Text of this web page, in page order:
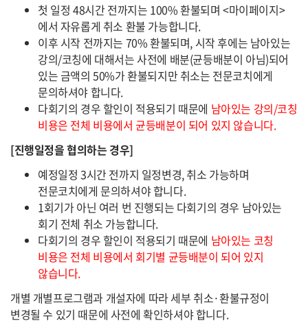
첫 일정 48시간 전까지는 100% 환불되며 <마이페이지>
에서 자유롭게 취소 환불 가능합니다.
이후 시작 전까지는 70% 환불되며, 시작 후에는 남아있는
강의/코칭에 대해서는 사전에 배분(균등배분이 아님)되어
있는 금액의 50%가 환불되지만 취소는 전문코치에게
문의하셔야 합니다.
다회기의 경우 할인이 적용되기 때문에 남아있는 강의/코칭
비용은 전체 비용에서 균등배분이 되어 있지 않습니다.
[진행일정을 협의하는 경우]
예정일정 3시간 전까지 일정변경, 취소 가능하며
전문코치에게 문의하셔야 합니다.
1회기가 아닌 여러 번 진행되는 다회기의 경우 남아있는
회기 전체 취소 가능합니다.
다회기의 경우 할인이 적용되기 때문에 남아있는 코칭
비용은 전체 비용에서 회기별 균등배분이 되어 있지
않습니다.
개별 개별프로그램과 개설자에 따라 세부 취소·환불규정이
변경될 수 있기 때문에 사전에 확인하셔야 합니다.